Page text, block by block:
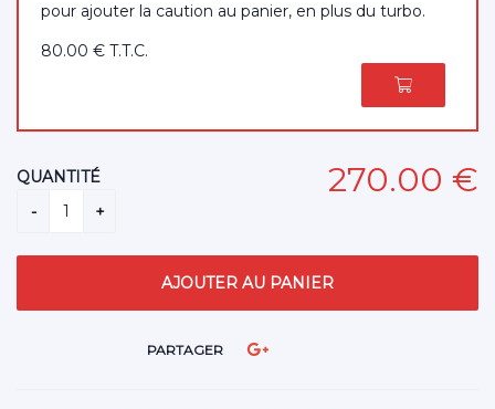
pour ajouter la caution au panier, en plus du turbo.
80.00 € T.T.C.
270.00 €
QUANTITÉ
PARTAGER